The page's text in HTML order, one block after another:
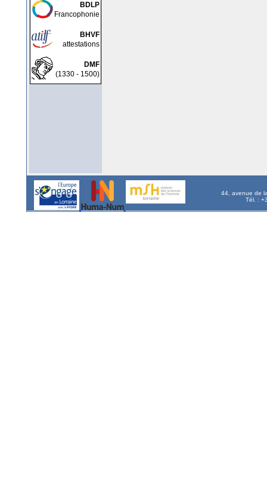
BDLP
Francophonie
BHVF
attestations
DMF
(1330 - 1500)
44, avenue de
Tél. :